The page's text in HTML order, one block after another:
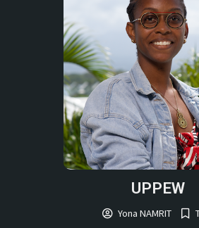
UPPEW
Yona NAMRIT